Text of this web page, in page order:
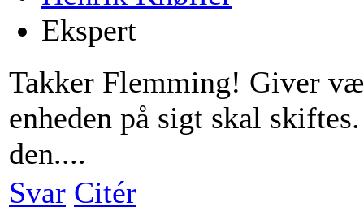
Ekspert
Takker Flemming! Giver
enheden på sigt skal
den....
Svar Citér